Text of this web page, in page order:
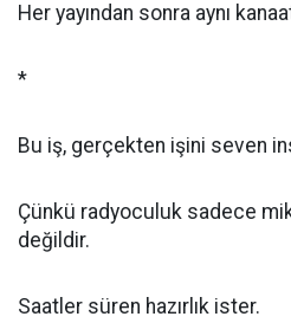
Her yayından sonra aynı
*
Bu iş, gerçekten işini seven
Çünkü radyoculuk sadece
değildir.
Saatler süren hazırlık ister.